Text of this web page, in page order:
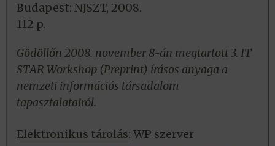
Budapest: NJSZT, 2008.
112 p.
Gödöllőn 2008. november 8-án megtartott 3. IT
STAR Workshop (Preprint) írásos anyaga a
nemzeti információs társadalom
tapasztalatairól.
Elektronikus tárolás: WP szerver